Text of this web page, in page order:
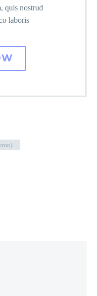
quis nostrud
laboris